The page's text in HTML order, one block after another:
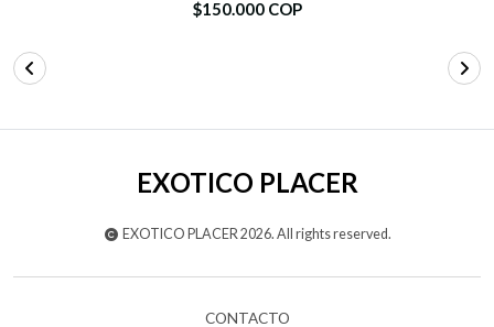
$150.000 COP
EXOTICO PLACER
EXOTICO PLACER 2026. All rights reserved.
CONTACTO